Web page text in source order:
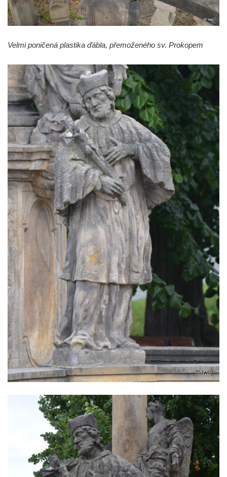
Sloupová Boží muka s reliéfy ve Skalici u
České Lípy
ulici v Českém Krumlově
Českém Krumlově
Sloup Panny Marie v Mostě
Sloup se sochou Anny Samotřetí v Mostě
Sloup Panny Marie v Černovicích u
Chomutova
Sloup se sochou Krista v České Lípě
Sloup Nejsvětější trojice náměstí Tomáše
Garrigue Masaryka v České Lípě
Sloup Nejsvětější trojice v Teplicích
Sloup Panny Marie ve Vysokém nad
Jizerou
Sloup svatého Jakuba Většího u Jelení
skály
Sloup Panny Marie s Ježíškem
(Svatohorská Madona) v Klášterci nad Ohří
Sloup Nejsvětější Trojice na náměstí v
Klášterci nad Ohří
Sloup Nejsvětější Trojice v Klášterci nad
Ohří
Sloup Panny Marie s Ježíškem v Klášterci
nad Ohří
Sloup Panny Marie v Mnichově Hradišti
Sloup Panny Marie v Klášterci nad Ohří
Zbytek světeckého sloupu v Klášterci nad
Sloup svatého Floriána v Žatci
Velmi poničená plastika ďábla, přemoženého sv. Prokopem